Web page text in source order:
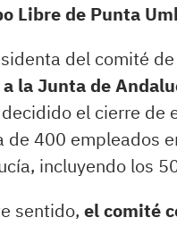
Libre de Punta
del comité
a la Junta de
el cierre de
de 400 empleados
incluyendo los
sentido, el comité